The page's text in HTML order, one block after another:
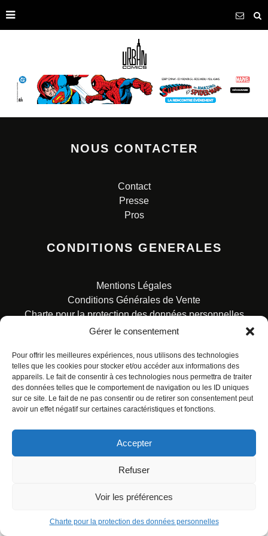
Gérer le consentement
Pour offrir les meilleures expériences, nous utilisons des technologies
telles que les cookies pour stocker et/ou accéder aux informations des
appareils. Le fait de consentir à ces technologies nous permettra de traiter
des données telles que le comportement de navigation ou les ID uniques
sur ce site. Le fait de ne pas consentir ou de retirer son consentement peut
avoir un effet négatif sur certaines caractéristiques et fonctions.
Accepter
Refuser
Voir les préférences
Charte pour la protection des données personnelles
NOUS CONTACTER
Contact
Presse
Pros
CONDITIONS GENERALES
Mentions Légales
Conditions Générales de Vente
Charte pour la protection des données personnelles
© ALL RIGHTS RESERVED. URBAN COMICS POUR LES
ÉDITIONS FRANÇAISES.